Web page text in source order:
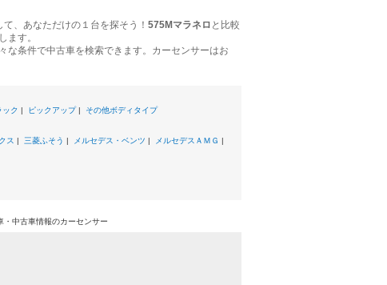
、あなただけの１台を探そう！ 575Mマラネロ と比較
ます。
な条件で中古車を検索できます。カーセンサーはお
ック | ピックアップ| その他ボディタイプ
ス | 三菱ふそう | メルセデス・ベンツ | メルセデスＡＭＧ |
中古車情報のカーセンサー